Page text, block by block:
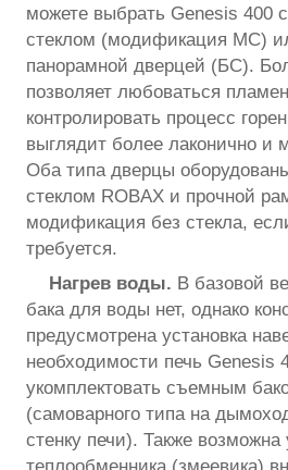
можете выбрать Genesis 400
стеклом (модификация МС)
панорамной дверцей (БС).
позволяет любоваться
контролировать процесс
выглядит более лаконично и
Оба типа дверцы
стеклом ROBAX и прочной
модификация без стекла,
требуется.
Нагрев воды. В базовой
бака для воды нет, однако
предусмотрена установка
необходимости печь Genesis
укомплектовать съемным
(самоварного типа на
стенку печи). Также возможна